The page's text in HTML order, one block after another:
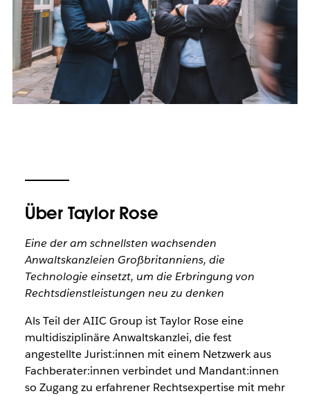
Über Taylor Rose
Eine der am schnellsten wachsenden
Anwaltskanzleien Großbritanniens, die
Technologie einsetzt, um die Erbringung von
Rechtsdienstleistungen neu zu denken
Als Teil der AIIC Group ist Taylor Rose eine
multidisziplinäre Anwaltskanzlei, die fest
angestellte Jurist:innen mit einem Netzwerk aus
Fachberater:innen verbindet und Mandant:innen
so Zugang zu erfahrener Rechtsexpertise mit mehr